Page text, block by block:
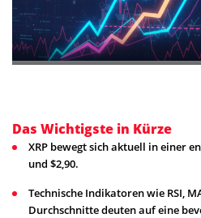
Das Wichtigste in Kürze
XRP bewegt sich aktuell in einer
und $2,90.
Technische Indikatoren wie RSI,
Durchschnitte deuten auf eine